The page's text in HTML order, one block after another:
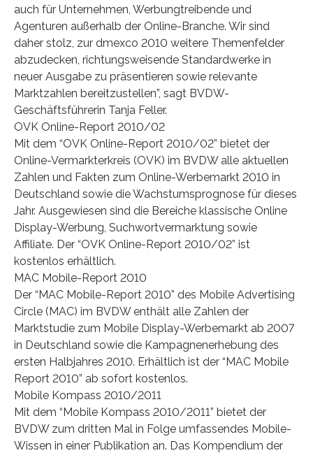
auch für Unternehmen, Werbungtreibende und
Agenturen außerhalb der Online-Branche. Wir sind
daher stolz, zur dmexco 2010 weitere Themenfelder
abzudecken, richtungsweisende Standardwerke in
neuer Ausgabe zu präsentieren sowie relevante
Marktzahlen bereitzustellen”, sagt BVDW-
Geschäftsführerin Tanja Feller.
OVK Online-Report 2010/02
Mit dem “OVK Online-Report 2010/02” bietet der
Online-Vermarkterkreis (OVK) im BVDW alle aktuellen
Zahlen und Fakten zum Online-Werbemarkt 2010 in
Deutschland sowie die Wachstumsprognose für dieses
Jahr. Ausgewiesen sind die Bereiche klassische Online
Display-Werbung, Suchwortvermarktung sowie
Affiliate. Der “OVK Online-Report 2010/02” ist
kostenlos erhältlich.
MAC Mobile-Report 2010
Der “MAC Mobile-Report 2010” des Mobile Advertising
Circle (MAC) im BVDW enthält alle Zahlen der
Marktstudie zum Mobile Display-Werbemarkt ab 2007
in Deutschland sowie die Kampagnenerhebung des
ersten Halbjahres 2010. Erhältlich ist der “MAC Mobile
Report 2010” ab sofort kostenlos.
Mobile Kompass 2010/2011
Mit dem “Mobile Kompass 2010/2011” bietet der
BVDW zum dritten Mal in Folge umfassendes Mobile-
Wissen in einer Publikation an. Das Kompendium der